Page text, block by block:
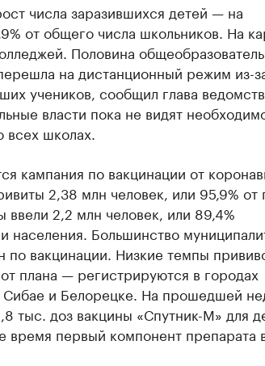
числа заразившихся детей — на
от общего числа школьников. На
Половина
на дистанционный режим из-
учеников, сообщил глава
власти пока не видят
всех школах.
кампания по вакцинации от
2,38 млн человек, или 95,9% от
ввели 2,2 млн человек, или 89,4%
населения. Большинство
по вакцинации. Низкие темпы
плана — регистрируются в городах
Сибае и Белорецке. На прошедшей
тыс. доз вакцины «Спутник-М» для
время первый компонент препарата